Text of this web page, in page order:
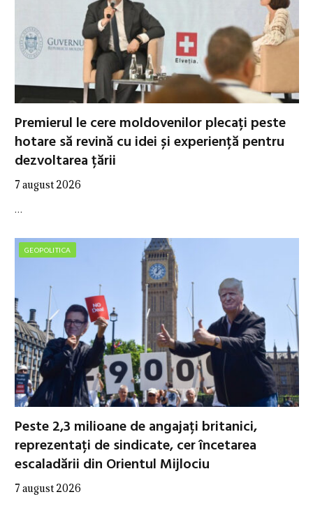
Premierul le cere moldovenilor plecați peste
hotare să revină cu idei și experiență pentru
dezvoltarea țării
7 august 2026
…
GEOPOLITICA
Peste 2,3 milioane de angajați britanici,
reprezentați de sindicate, cer încetarea
escaladării din Orientul Mijlociu
7 august 2026